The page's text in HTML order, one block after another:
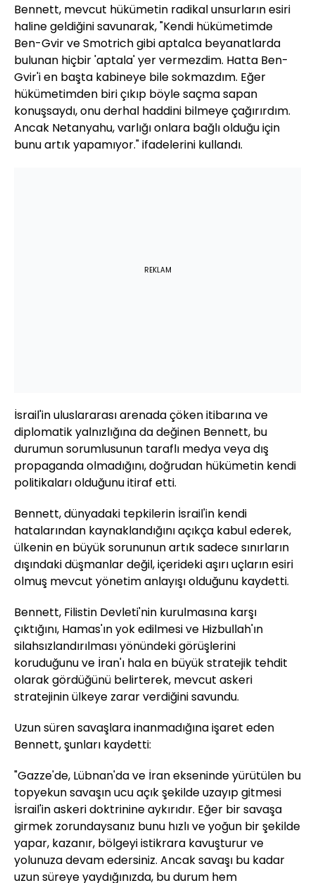
Bennett, mevcut hükümetin radikal unsurların esiri
haline geldiğini savunarak, "Kendi hükümetimde
Ben-Gvir ve Smotrich gibi aptalca beyanatlarda
bulunan hiçbir 'aptala' yer vermezdim. Hatta Ben-
Gvir'i en başta kabineye bile sokmazdım. Eğer
hükümetimden biri çıkıp böyle saçma sapan
konuşsaydı, onu derhal haddini bilmeye çağırırdım.
Ancak Netanyahu, varlığı onlara bağlı olduğu için
bunu artık yapamıyor." ifadelerini kullandı.
REKLAM
İsrail'in uluslararası arenada çöken itibarına ve
diplomatik yalnızlığına da değinen Bennett, bu
durumun sorumlusunun taraflı medya veya dış
propaganda olmadığını, doğrudan hükümetin kendi
politikaları olduğunu itiraf etti.
Bennett, dünyadaki tepkilerin İsrail'in kendi
hatalarından kaynaklandığını açıkça kabul ederek,
ülkenin en büyük sorununun artık sadece sınırların
dışındaki düşmanlar değil, içerideki aşırı uçların esiri
olmuş mevcut yönetim anlayışı olduğunu kaydetti.
Bennett, Filistin Devleti'nin kurulmasına karşı
çıktığını, Hamas'ın yok edilmesi ve Hizbullah'ın
silahsızlandırılması yönündeki görüşlerini
koruduğunu ve İran'ı hala en büyük stratejik tehdit
olarak gördüğünü belirterek, mevcut askeri
stratejinin ülkeye zarar verdiğini savundu.
Uzun süren savaşlara inanmadığına işaret eden
Bennett, şunları kaydetti:
"Gazze'de, Lübnan'da ve İran ekseninde yürütülen bu
topyekun savaşın ucu açık şekilde uzayıp gitmesi
İsrail'in askeri doktrinine aykırıdır. Eğer bir savaşa
girmek zorundaysanız bunu hızlı ve yoğun bir şekilde
yapar, kazanır, bölgeyi istikrara kavuşturur ve
yolunuza devam edersiniz. Ancak savaşı bu kadar
uzun süreye yaydığınızda, bu durum hem